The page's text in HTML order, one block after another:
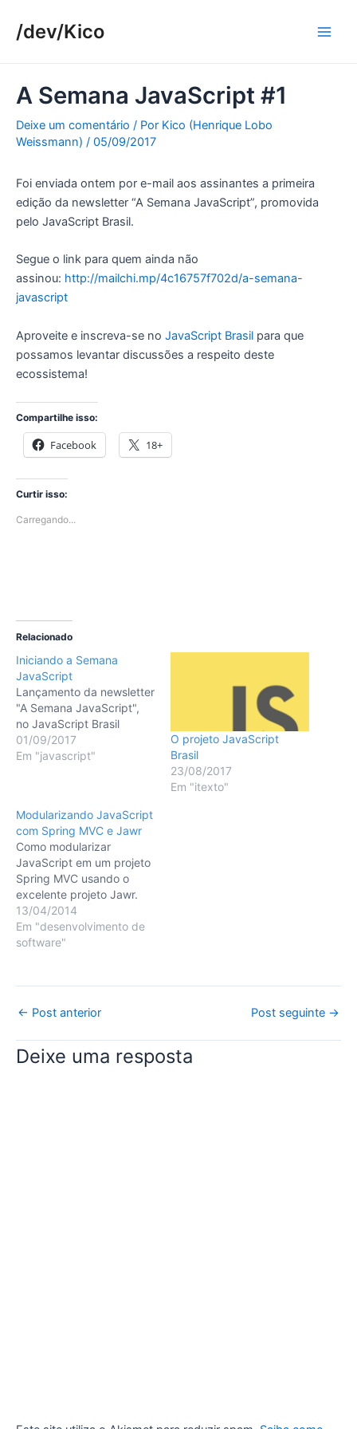
para/dev/Kico
A Semana JavaScript #1
Deixe um comentário / Por Kico (Henrique Lobo
Weissmann) / 05/09/2017
Foi enviada ontem por e-mail aos assinantes a primeira
edição da newsletter “A Semana JavaScript”, promovida
pelo JavaScript Brasil.
Segue o link para quem ainda não
assinou: http://mailchi.mp/4c16757f702d/a-semana-
javascript
Aproveite e inscreva-se no JavaScript Brasil para que
possamos levantar discussões a respeito deste
ecossistema!
Compartilhe isso:
Facebook 18+
Curtir isso:
Carregando...
Relacionado
Iniciando a Semana
JavaScript
Lançamento da newsletter
"A Semana JavaScript",
no JavaScript Brasil
01/09/2017
Em "javascript"
O projeto JavaScript
Brasil
23/08/2017
Em "itexto"
Modularizando JavaScript
com Spring MVC e Jawr
Como modularizar
JavaScript em um projeto
Spring MVC usando o
excelente projeto Jawr.
13/04/2014
Em "desenvolvimento de
software"
Post
← Post anterior Post seguinte →
Deixe uma resposta